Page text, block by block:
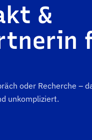
&
oder Recherche –
unkompliziert.